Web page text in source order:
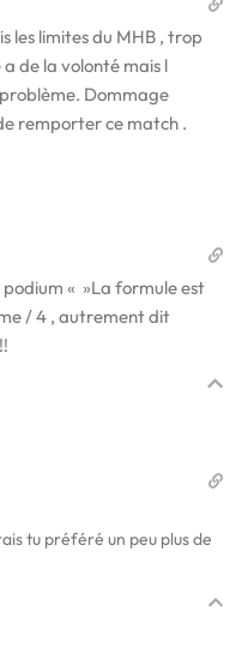
les limites du MHB , trop
de la volonté mais l
Dommage
remporter ce match .
« »La formule est
/ 4 , autrement dit
tu préféré un peu plus de